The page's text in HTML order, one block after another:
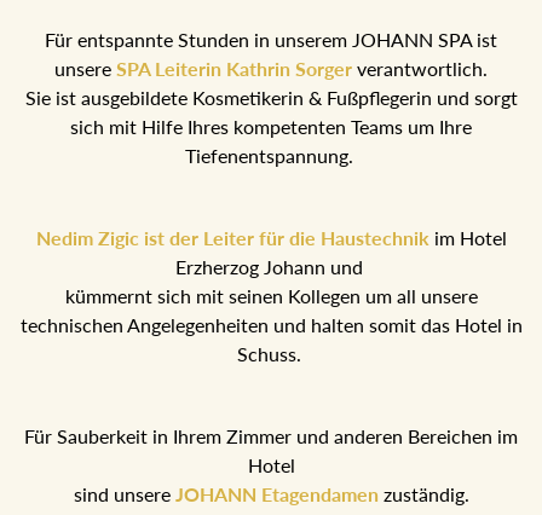
Für entspannte Stunden in unserem JOHANN SPA ist
unsere SPA Leiterin Kathrin Sorger verantwortlich.
Sie ist ausgebildete Kosmetikerin & Fußpflegerin und sorgt
sich mit Hilfe Ihres kompetenten Teams um Ihre
Tiefenentspannung.
Nedim Zigic ist der Leiter für die Haustechnik im Hotel
Erzherzog Johann und
kümmernt sich mit seinen Kollegen um all unsere
technischen Angelegenheiten und halten somit das Hotel in
Schuss.
Für Sauberkeit in Ihrem Zimmer und anderen Bereichen im
Hotel
sind unsereJOHANN Etagendamen zuständig.